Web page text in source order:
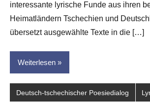
interessante lyrische Funde aus ihren
Heimatländern Tschechien und
übersetzt ausgewählte Texte in die […]
Weiterlesen
Deutsch-tschechischer Poesiedialog